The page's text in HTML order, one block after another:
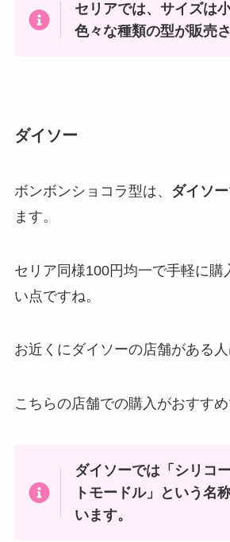
セリアでは、サイズは
色々な種類の型が販売
ダイソー
ボンボンショコラ型は、 ダイソー
ます。
セリア同様100円均一で手軽に購
い点ですね。
お近くにダイソーの店舗がある人
こちらの店舗での購入がおすすめ
ダイソーでは「シリコ
トモードル」という名
います。